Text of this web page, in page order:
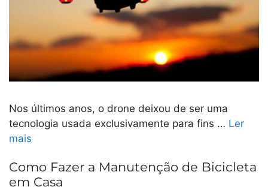
Nos últimos anos, o drone deixou de ser uma
tecnologia usada exclusivamente para fins … Ler
mais
Como Fazer a Manutenção de Bicicleta
em Casa